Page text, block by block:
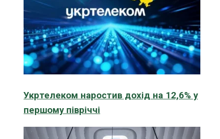
Укртелеком наростив дохід на 12,6% у
першому півріччі